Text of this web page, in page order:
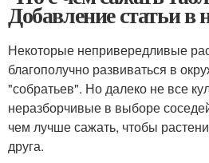
Добавление статьи в
Некоторые непривередливые
благополучно развиваться в
"собратьев". Но далеко не все
неразборчивые в выборе
чем лучше сажать, чтобы
друга.